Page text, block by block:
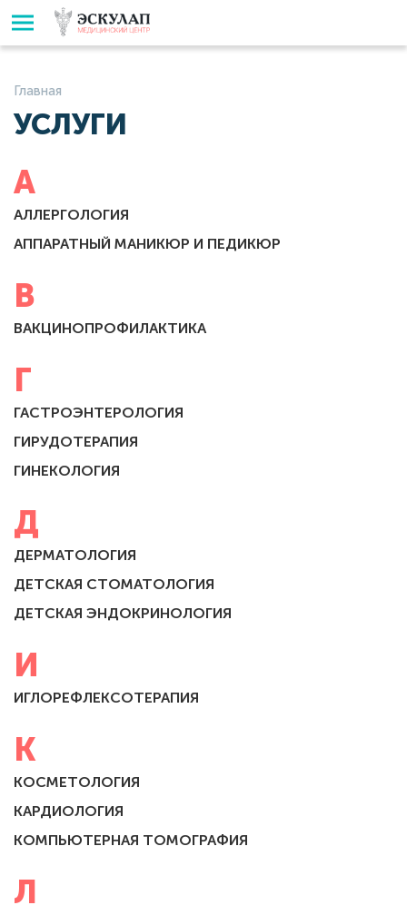
Главная
УСЛУГИ
А
АЛЛЕРГОЛОГИЯ
АППАРАТНЫЙ МАНИКЮР И ПЕДИКЮР
В
ВАКЦИНОПРОФИЛАКТИКА
Г
ГАСТРОЭНТЕРОЛОГИЯ
ГИРУДОТЕРАПИЯ
ГИНЕКОЛОГИЯ
Д
ДЕРМАТОЛОГИЯ
ДЕТСКАЯ СТОМАТОЛОГИЯ
ДЕТСКАЯ ЭНДОКРИНОЛОГИЯ
И
ИГЛОРЕФЛЕКСОТЕРАПИЯ
К
КОСМЕТОЛОГИЯ
КАРДИОЛОГИЯ
КОМПЬЮТЕРНАЯ ТОМОГРАФИЯ
Л